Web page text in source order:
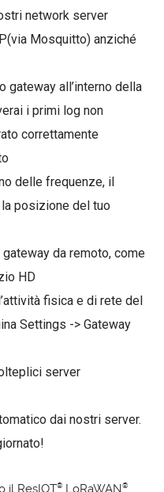
network server
Mosquitto) anziché
gateway all’interno della
i primi log non
correttamente
delle frequenze, il
la posizione del tuo
da remoto, come
HD
fisica e di rete del
Settings -> Gateway
server
dai nostri server.
il ResIOT® LoRaWAN®